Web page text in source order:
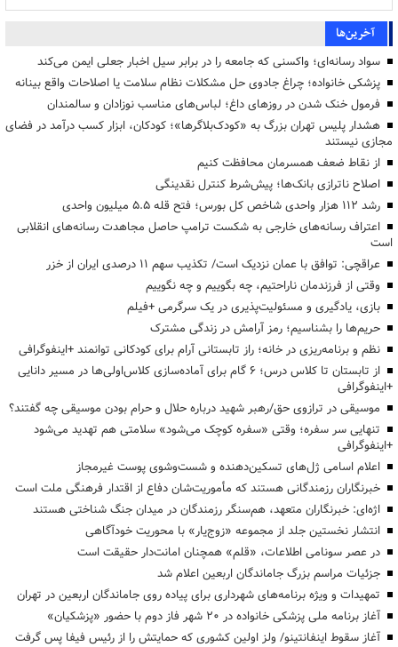
آخرین‌ها
سواد رسانه‌ای؛ واکسنی که جامعه را در برابر سیل اخبار جعلی ایمن می‌کند
پزشکی خانواده؛ چراغ جادوی حل مشکلات نظام سلامت یا اصلاحات واقع بینانه
فرمول خنک شدن در روزهای داغ؛ لباس‌های مناسب نوزادان و سالمندان
هشدار پلیس تهران بزرگ به «کودک‌بلاگرها»؛ کودکان، ابزار کسب درآمد در فضای
مجازی نیستند
از نقاط ضعف همسرمان محافظت کنیم
اصلاح ناترازی بانک‌ها؛ پیش‌شرط کنترل نقدینگی
رشد ۱۱۲ هزار واحدی شاخص کل بورس؛ فتح قله ۵.۵ میلیون واحدی
اعتراف رسانه‌های خارجی به شکست ترامپ حاصل مجاهدت رسانه‌های انقلابی
است
عراقچی: توافق با عمان نزدیک است/ تکذیب سهم ۱۱ درصدی ایران از خزر
وقتی از فرزندمان ناراحتیم، چه بگوییم و چه نگوییم
بازی، یادگیری و مسئولیت‌پذیری در یک سرگرمی +فیلم
حریم‌ها را بشناسیم؛ رمز آرامش در زندگی مشترک
نظم و برنامه‌ریزی در خانه؛ راز تابستانی آرام برای کودکانی توانمند +اینفوگرافی
از تابستان تا کلاس درس؛ ۶ گام برای آماده‌سازی کلاس‌اولی‌ها در مسیر دانایی
+اینفوگرافی
موسیقی در ترازوی حق/رهبر شهید درباره حلال و حرام بودن موسیقی چه گفتند؟
تنهایی سر سفره؛ وقتی «سفره کوچک می‌شود» سلامتی هم تهدید می‌شود
+اینفوگرافی
اعلام اسامی ژل‌های تسکین‌دهنده و شست‌وشوی پوست غیرمجاز
خبرنگاران رزمندگانی هستند که مأموریت‌شان دفاع از اقتدار فرهنگی ملت است
اژه‌ای: خبرنگاران متعهد، هم‌سنگر رزمندگان در میدان جنگ شناختی هستند
انتشار نخستین جلد از مجموعه «زوج‌یار» با محوریت خودآگاهی
در عصر سونامی اطلاعات، «قلم» همچنان امانت‌دار حقیقت است
جزئیات مراسم بزرگ جاماندگان اربعین اعلام شد
تمهیدات و ویژه برنامه‌های شهرداری برای پیاده روی جاماندگان اربعین در تهران
آغاز برنامه ملی پزشکی خانواده در ۲۰ شهر فاز دوم با حضور «پزشکیان»
آغاز سقوط اینفانتینو/ ولز اولین کشوری که حمایتش را از رئیس فیفا پس گرفت